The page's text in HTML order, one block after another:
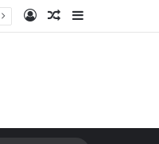
Log InRandom Article
Sidebar